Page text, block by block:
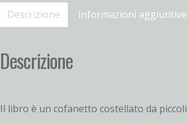
Descrizione Informazioni aggiuntive
Descrizione
Il libro è un cofanetto costellato da